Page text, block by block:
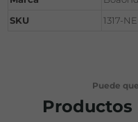
SKU
1317-
Puede